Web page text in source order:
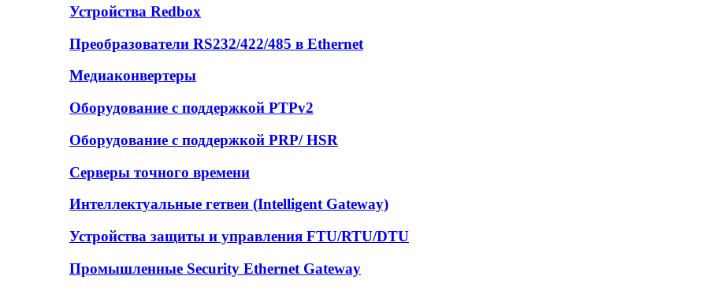
Устройства Redbox
Преобразователи RS232/422/485 в Ethernet
Медиаконвертеры
Оборудование с поддержкой PTPv2
Оборудование с поддержкой PRP/ HSR
Серверы точного времени
Интеллектуальные гетвеи (Intelligent Gateway)
Устройства защиты и управления FTU/RTU/DTU
Промышленные Security Ethernet Gateway